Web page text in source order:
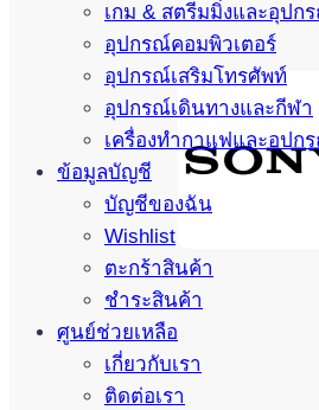
เกม & สตรีมมิ่งและอุปก
อุปกรณ์คอมพิวเตอร์
อุปกรณ์เสริมโทรศัพท์
อุปกรณ์เดินทางและกีฬา
เครื่องทำกาแฟและอุปก
ข้อมูลบัญชี
บัญชีของฉัน
Wishlist
ตะกร้าสินค้า
ชำระสินค้า
ศูนย์ช่วยเหลือ
เกี่ยวกับเรา
ติดต่อเรา